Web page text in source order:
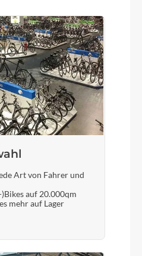
HV500
5,2 kg
14"
Art von Fahrer und
auf 20.000qm
mehr auf Lager